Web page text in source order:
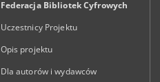
Federacja Bibliotek Cyfrowych
Uczestnicy Projektu
Opis projektu
Dla autorów i wydawców